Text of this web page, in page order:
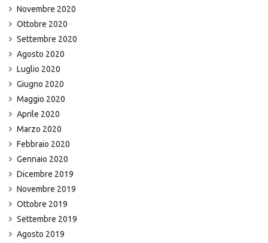
Novembre 2020
Ottobre 2020
Settembre 2020
Agosto 2020
Luglio 2020
Giugno 2020
Maggio 2020
Aprile 2020
Marzo 2020
Febbraio 2020
Gennaio 2020
Dicembre 2019
Novembre 2019
Ottobre 2019
Settembre 2019
Agosto 2019